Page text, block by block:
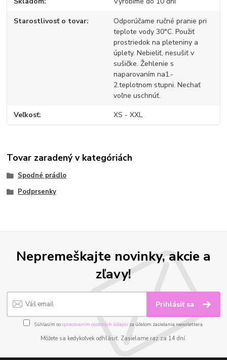
Starostlivosť o tovar
Odporúčame ručné pranie pri
teplote vody 30°C. Použiť
prostriedok na pleteniny a
úplety. Nebieliť, nesušiť v
sušičke. Žehlenie s
naparovaním na1.-
2.teplotnom stupni. Nechať
voľne uschnúť.
Veľkosť XS - XXL
Tovar zaradený v kategóriách
Spodné prádlo
Podprsenky
Nepremeškajte novinky, akcie a
zľavy!
Prihlásiť sa
Súhlasím sospracovaním osobných údajov za účelom zasielania newslettera.
Môžete sa kedykoľvek odhlásiť. Zasielame raz za 14 dní.